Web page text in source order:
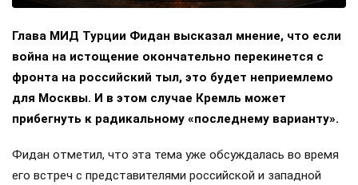
Глава МИД Турции Фидан высказал мнение, что если
война на истощение окончательно перекинется с
фронта на российский тыл, это будет неприемлемо
для Москвы. И в этом случае Кремль может
прибегнуть к радикальному «последнему варианту».
Фидан отметил, что эта тема уже обсуждалась во время
его встреч с представителями российской и западной